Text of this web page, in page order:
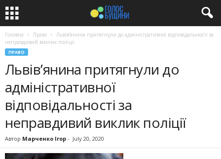
Головна Право
Львів’янина притягнули до адміністративної відповідальності за
неправдивий виклик поліції
ПРАВО
Львів’янина притягнули до
адміністративної
відповідальності за
неправдивий виклик поліції
Автор Марченко Ігор - July 20, 2020